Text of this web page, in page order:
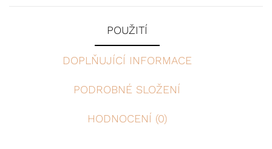
POUŽITÍ
DOPLŇUJÍCÍ INFORMACE
PODROBNÉ SLOŽENÍ
HODNOCENÍ (0)